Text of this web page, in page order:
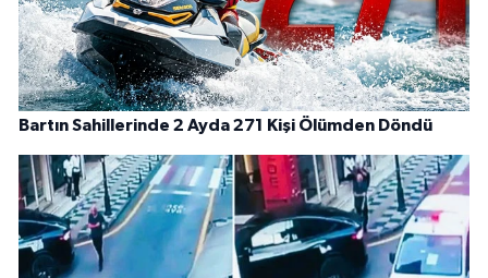
Bartın Sahillerinde 2 Ayda 271 Kişi Ölümden Döndü